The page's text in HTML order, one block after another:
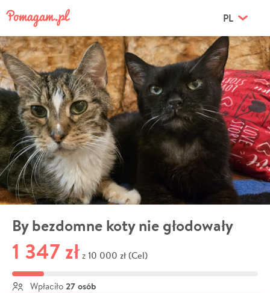
PL
By bezdomne koty nie głodowały
1 347 zł z 10 000 zł (Cel)
Wpłaciło 27 osób